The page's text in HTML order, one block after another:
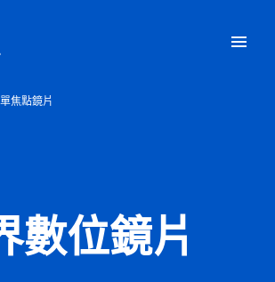
單焦點鏡片
數位鏡片